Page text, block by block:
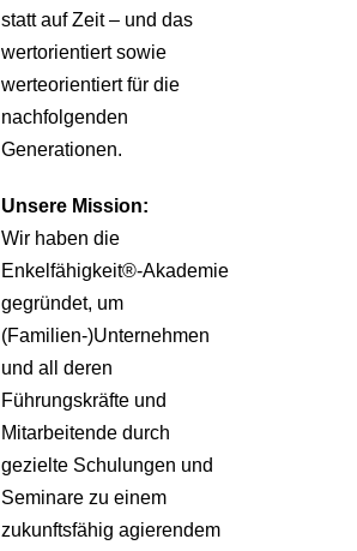
statt auf Zeit – und das
wertorientiert sowie
werteorientiert für die
nachfolgenden
Generationen.
Unsere Mission:
Wir haben die
Enkelfähigkeit®-Akademie
gegründet, um
(Familien-)Unternehmen
und all deren
Führungskräfte und
Mitarbeitende durch
gezielte Schulungen und
Seminare zu einem
zukunftsfähig agierendem